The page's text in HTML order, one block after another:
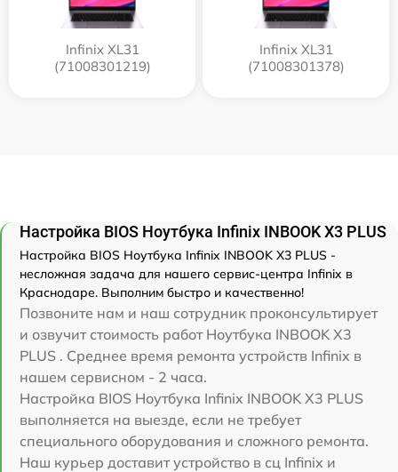
Infinix XL31
(71008301219)
Infinix XL31
(71008301378)
Настройка BIOS Ноутбука Infinix INBOOK X3 PLUS
Настройка BIOS Ноутбука Infinix INBOOK X3 PLUS -
несложная задача для нашего сервис-центра Infinix в
Краснодаре. Выполним быстро и качественно!
Позвоните нам и наш сотрудник проконсультирует
и озвучит стоимость работ Ноутбука INBOOK X3
PLUS . Среднее время ремонта устройств Infinix в
нашем сервисном - 2 часа.
Настройка BIOS Ноутбука Infinix INBOOK X3 PLUS
выполняется на выезде, если не требует
специального оборудования и сложного ремонта.
Наш курьер доставит устройство в сц Infinix и